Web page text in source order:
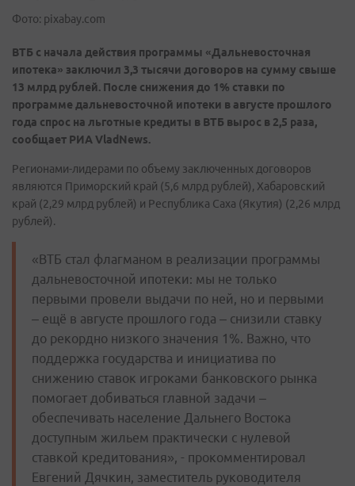
Фото: pixabay.com
ВТБ с начала действия программы «Дальневосточная
ипотека» заключил 3,3 тысячи договоров на сумму свыше
13 млрд рублей. После снижения до 1% ставки по
программе дальневосточной ипотеки в августе прошлого
года спрос на льготные кредиты в ВТБ вырос в 2,5 раза,
сообщает РИА VladNews.
Регионами-лидерами по объему заключенных договоров
являются Приморский край (5,6 млрд рублей), Хабаровский
край (2,29 млрд рублей) и Республика Саха (Якутия) (2,26 млрд
рублей).
«ВТБ стал флагманом в реализации программы
дальневосточной ипотеки: мы не только
первыми провели выдачи по ней, но и первыми
– ещё в августе прошлого года – снизили ставку
до рекордно низкого значения 1%. Важно, что
поддержка государства и инициатива по
снижению ставок игроками банковского рынка
помогает добиваться главной задачи –
обеспечивать население Дальнего Востока
доступным жильем практически с нулевой
ставкой кредитования», - прокомментировал
Евгений Дячкин, заместитель руководителя